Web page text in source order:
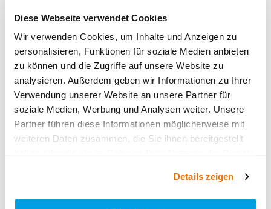
Diese Webseite verwendet Cookies
Wir verwenden Cookies, um Inhalte und Anzeigen zu
personalisieren, Funktionen für soziale Medien anbieten
zu können und die Zugriffe auf unsere Website zu
analysieren. Außerdem geben wir Informationen zu Ihrer
Verwendung unserer Website an unsere Partner für
soziale Medien, Werbung und Analysen weiter. Unsere
Partner führen diese Informationen möglicherweise mit
weiteren Daten zusammen, die Sie ihnen bereitgestellt
Details zeigen